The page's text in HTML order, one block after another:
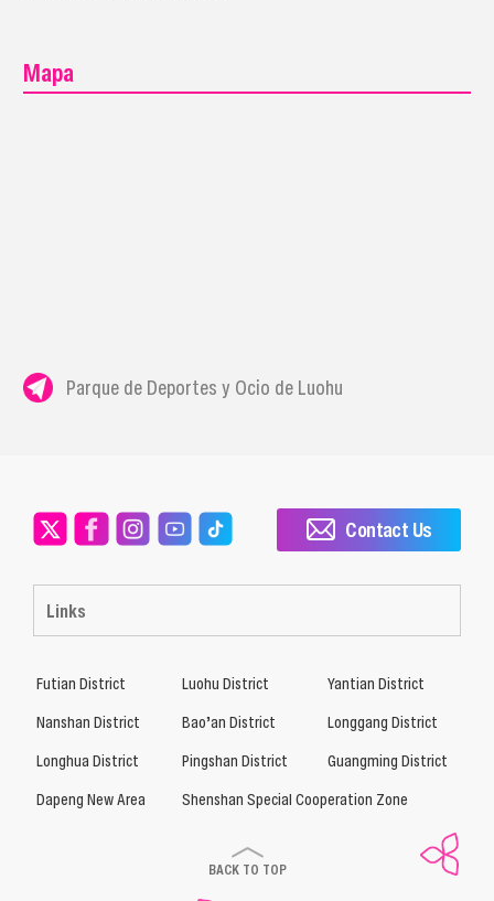
Mapa
Parque de Deportes y Ocio de Luohu
Links
Contact Us
Futian District Luohu District
Yantian District
Nanshan District
Bao’an District
Longgang District
Longhua District
Pingshan District
Guangming District
Dapeng New Area
Shenshan Special Cooperation Zone
BACK TO TOP